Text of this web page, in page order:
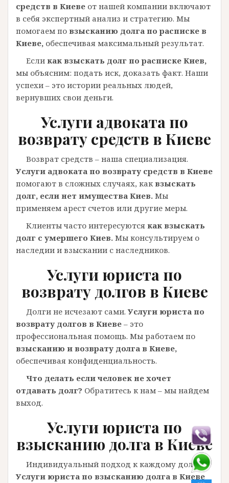
средств в Киеве от нашей компании включают
в себя экспертный анализ и стратегию. Мы
помогаем по взысканию долга по расписке в
Киеве, обеспечивая максимальный результат.
Если как взыскать долг по расписке Киев,
мы объясним: подать иск, доказать факт. Наши
успехи – это истории реальных людей,
вернувших свои деньги.
Услуги адвоката по
возврату средств в Киеве
Возврат средств – наша специализация.
Услуги адвоката по возврату средств в Киеве
помогают в сложных случаях, как взыскать
долг, если нет имущества Киев. Мы
применяем арест счетов или другие меры.
Клиенты часто интересуются как взыскать
долг с умершего Киев. Мы консультируем о
наследии и взыскании с наследников.
Услуги юриста по
возврату долгов в Киеве
Долги не исчезают сами.Услуги юриста по
возврату долгов в Киеве – это
профессиональная помощь. Мы работаем по
взысканию и возврату долга в Киеве,
обеспечивая конфиденциальность.
Что делать если человек не хочет
отдавать долг? Обратитесь к нам – мы найдем
выход.
Услуги юриста по
взысканию долга в Киеве
Индивидуальный подход к каждому долгу.
Услуги юриста по взысканию долга в Киеве